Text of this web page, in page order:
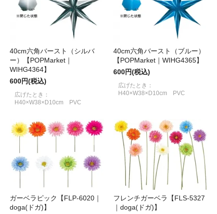
40cm六角バースト（シルバ
ー）【POPMarket｜
WIHG4364】
600円(税込)
広げたとき：
H40×W38×D10cm PVC
40cm六角バースト（ブルー）
【POPMarket｜WIHG4365】
600円(税込)
広げたとき：
H40×W38×D10cm PVC
ガーベラピック【FLP-6020｜
doga(ドガ)】
フレンチガーベラ【FLS-5327
｜doga(ドガ)】